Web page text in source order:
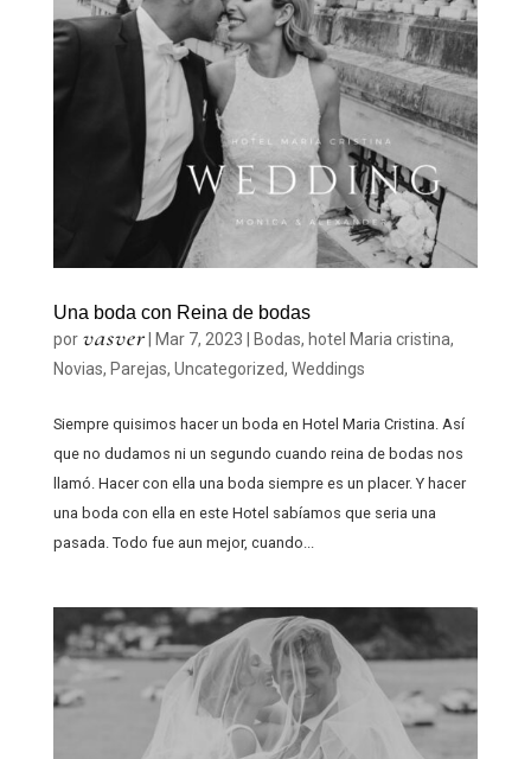
Una boda con Reina de bodas
por vasver| Mar 7, 2023 Bodas, hotel Maria cristina,
Novias, Parejas, Uncategorized, Weddings
Siempre quisimos hacer un boda en Hotel Maria Cristina. Así
que no dudamos ni un segundo cuando reina de bodas nos
llamó. Hacer con ella una boda siempre es un placer. Y hacer
una boda con ella en este Hotel sabíamos que seria una
pasada. Todo fue aun mejor, cuando...